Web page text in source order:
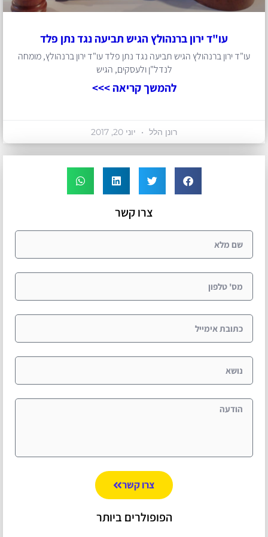
עו"ד ירון ברנהולץ הגיש תביעה נגד נתן פלד
עו"ד ירון ברנהולץ הגיש תביעה נגד נתן פלד עו"ד ירון ברנהולץ, מומחה
לנדל"ן ולעסקים, הגיש
להמשך קריאה >>>
רונן הלל יוני 20, 2017
צרו קשר
צרו קשר
הפופולרים ביותר